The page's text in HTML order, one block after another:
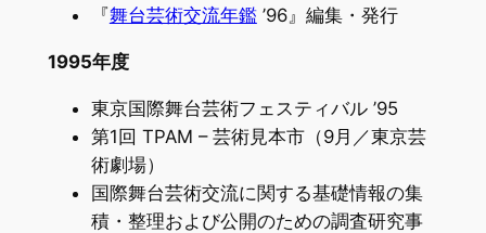
『舞台芸術交流年鑑’96』編集・発行
1995年度
東京国際舞台芸術フェスティバル ’95
第1回 TPAM – 芸術見本市（9月／東京芸
術劇場）
国際舞台芸術交流に関する基礎情報の集
積・整理および公開のための調査研究事